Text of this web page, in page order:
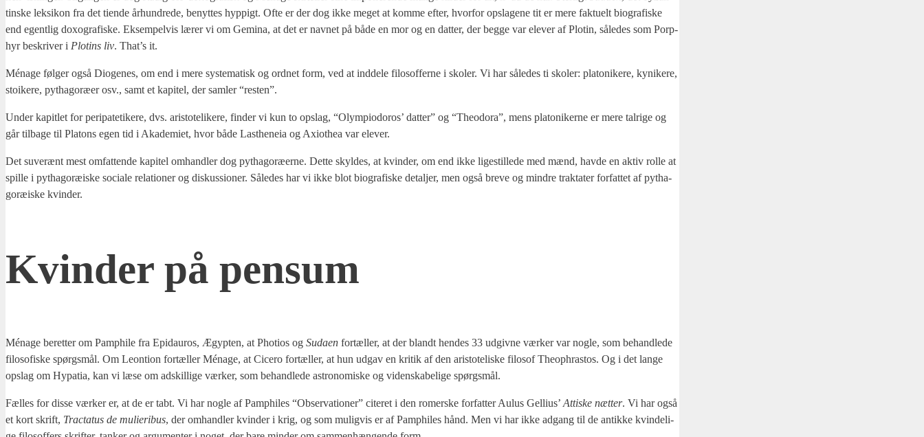
tin­ske lek­si­kon fra det tien­de århund­re­de, benyt­tes hyp­pigt. Ofte er der dog ikke meget at kom­me efter, hvor­for opsla­ge­ne tit er mere fak­tu­elt bio­gra­fi­ske
end egent­lig doxo­gra­fi­ske. Eksem­pel­vis lærer vi om Gemi­na, at det er nav­net på både en mor og en dat­ter, der beg­ge var ele­ver af Plo­tin, såle­des som Porp­
hyr beskri­ver i Plo­tins liv. That’s it.
Ména­ge føl­ger også Dio­ge­nes, om end i mere syste­ma­tisk og ord­net form, ved at ind­de­le filo­sof­fer­ne i sko­ler. Vi har såle­des ti sko­ler: pla­to­ni­ke­re, kyni­ke­re,
stoi­ke­re, pyt­ha­goræ­er osv., samt et kapi­tel, der sam­ler “resten”.
Under kapit­let for peri­pa­te­ti­ke­re, dvs. ari­sto­te­li­ke­re, fin­der vi kun to opslag, “Olym­pi­o­dor­os’ dat­ter” og “Theo­dora”, mens pla­to­ni­ker­ne er mere tal­ri­ge og
går til­ba­ge til Pla­tons egen tid i Aka­de­mi­et, hvor både Last­he­neia og Axi­o­t­hea var ele­ver.
Det suverænt mest omfat­ten­de kapi­tel omhand­ler dog pyt­ha­goræ­er­ne. Det­te skyl­des, at kvin­der, om end ikke lige­stil­le­de med mænd, hav­de en aktiv rol­le at
spil­le i pyt­ha­goræ­i­ske soci­a­le rela­tio­ner og dis­kus­sio­ner. Såle­des har vi ikke blot bio­gra­fi­ske detal­jer, men også bre­ve og min­dre trak­ta­ter for­fat­tet af pyt­ha­
goræ­i­ske kvin­der.
Kvin­der på pensum
Ména­ge beret­ter om Pamp­hi­le fra Epi­dau­ros, Ægyp­ten, at Pho­tios og Suda­en for­tæl­ler, at der blandt hen­des 33 udgiv­ne vær­ker var nog­le, som behand­le­de
filo­so­fi­ske spørgs­mål. Om Leon­tion for­tæl­ler Ména­ge, at Cice­ro for­tæl­ler, at hun udgav en kri­tik af den ari­sto­te­li­ske filo­sof The­op­hra­stos. Og i det lan­ge
opslag om Hypa­tia, kan vi læse om adskil­li­ge vær­ker, som behand­le­de astro­no­mi­ske og viden­ska­be­li­ge spørgs­mål.
Fæl­les for dis­se vær­ker er, at de er tabt. Vi har nog­le af Pamp­hi­les “Obser­va­tio­ner” cite­ret i den romer­ske for­fat­ter Aulus Gel­li­us’Atti­ske næt­ter. Vi har også
et kort skrift, Tra­cta­tus de muli­eri­bus, der omhand­ler kvin­der i krig, og som mulig­vis er af Pamp­hi­les hånd. Men vi har ikke adgang til de antik­ke kvin­de­li­